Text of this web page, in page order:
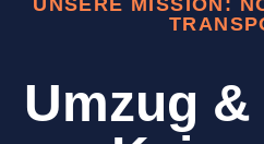
UNSERE MISSION:
Umzug